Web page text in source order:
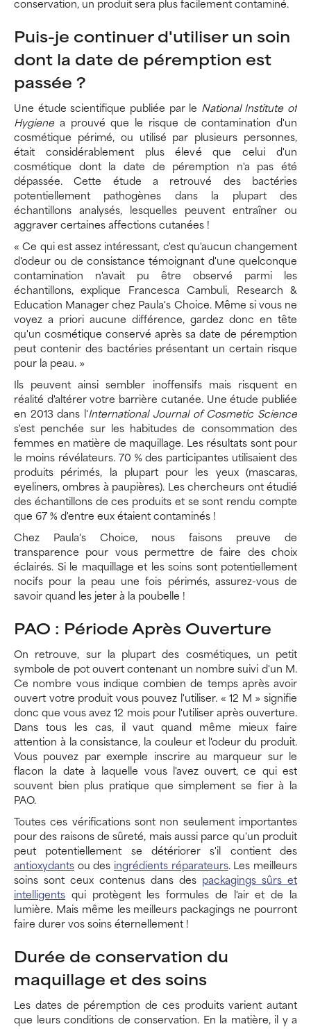
Puis-je continuer d'utiliser un soin
dont la date de péremption est
passée ?
Une étude scientifique publiée par le National Institute of
Hygienea prouvé que le risque de contamination d'un
cosmétique périmé, ou utilisé par plusieurs personnes,
était considérablement plus élevé que celui d'un
cosmétique dont la date de péremption n'a pas été
dépassée. Cette étude a retrouvé des bactéries
potentiellement pathogènes dans la plupart des
échantillons analysés, lesquelles peuvent entraîner ou
aggraver certaines affections cutanées !
« Ce qui est assez intéressant, c'est qu'aucun changement
d'odeur ou de consistance témoignant d'une quelconque
contamination n'avait pu être observé parmi les
échantillons, explique Francesca Cambuli, Research &
Education Manager chez Paula's Choice. Même si vous ne
voyez a priori aucune différence, gardez donc en tête
qu'un cosmétique conservé après sa date de péremption
peut contenir des bactéries présentant un certain risque
pour la peau. »
Ils peuvent ainsi sembler inoffensifs mais risquent en
réalité d'altérer votre barrière cutanée. Une étude publiée
en 2013 dans l'International Journal of Cosmetic Science
s'est penchée sur les habitudes de consommation des
femmes en matière de maquillage. Les résultats sont pour
le moins révélateurs. 70 % des participantes utilisaient des
produits périmés, la plupart pour les yeux (mascaras,
eyeliners, ombres à paupières). Les chercheurs ont étudié
des échantillons de ces produits et se sont rendu compte
que 67 % d'entre eux étaient contaminés !
Chez Paula's Choice, nous faisons preuve de
transparence pour vous permettre de faire des choix
éclairés. Si le maquillage et les soins sont potentiellement
nocifs pour la peau une fois périmés, assurez-vous de
savoir quand les jeter à la poubelle !
PAO : Période Après Ouverture
On retrouve, sur la plupart des cosmétiques, un petit
symbole de pot ouvert contenant un nombre suivi d'un M.
Ce nombre vous indique combien de temps après avoir
ouvert votre produit vous pouvez l'utiliser. « 12 M » signifie
donc que vous avez 12 mois pour l'utiliser après ouverture.
Dans tous les cas, il vaut quand même mieux faire
attention à la consistance, la couleur et l'odeur du produit.
Vous pouvez par exemple inscrire au marqueur sur le
flacon la date à laquelle vous l'avez ouvert, ce qui est
souvent bien plus pratique que simplement se fier à la
PAO.
Toutes ces vérifications sont non seulement importantes
pour des raisons de sûreté, mais aussi parce qu'un produit
peut potentiellement se détériorer s'il contient des
antioxydants ou des ingrédients réparateurs. Les meilleurs
soins sont ceux contenus dans des packagings sûrs et
intelligents qui protègent les formules de l'air et de la
lumière. Mais même les meilleurs packagings ne pourront
faire durer vos soins éternellement !
Durée de conservation du
maquillage et des soins
Les dates de péremption de ces produits varient autant
que leurs conditions de conservation. En la matière, il y a